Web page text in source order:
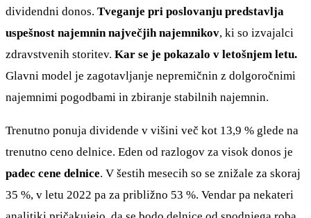
dividendni donos. Tveganje pri poslovanju predstavlja
uspešnost najemnin največjih najemnikov, ki so izvajalci
zdravstvenih storitev. Kar se je pokazalo v letošnjem letu.
Glavni model je zagotavljanje nepremičnin z dolgoročnimi
najemnimi pogodbami in zbiranje stabilnih najemnin.
Trenutno ponuja dividende v višini več kot 13,9 % glede na
trenutno ceno delnice. Eden od razlogov za visok donos je
padec cene delnice. V šestih mesecih so se znižale za skoraj
35 %, v letu 2022 pa za približno 53 %. Vendar pa nekateri